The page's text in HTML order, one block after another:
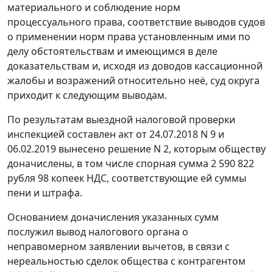
материального и соблюдение норм
процессуального права, соответствие выводов судов
о применении норм права установленным ими по
делу обстоятельствам и имеющимся в деле
доказательствам и, исходя из доводов кассационной
жалобы и возражений относительно неё, суд округа
приходит к следующим выводам.
По результатам выездной налоговой проверки
инспекцией составлен акт от 24.07.2018 N 9 и
06.02.2019 вынесено решение N 2, которым обществу
доначислены, в том числе спорная сумма 2 590 822
рубля 98 копеек НДС, соответствующие ей суммы
пени и штрафа.
Основанием доначисления указанных сумм
послужил вывод налогового органа о
неправомерном заявлении вычетов, в связи с
нереальностью сделок общества с контрагентом